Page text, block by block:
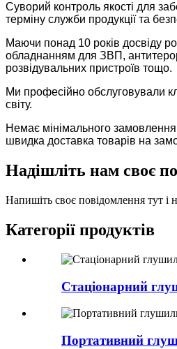
Суворий контроль якості для
терміну служби продукції та
Маючи понад 10 років досвіду
обладнанням для ЗВП,
розвідувальних пристроїв тощо.
Ми професійно обслуговували
світу.
Немає мінімального замовлення
швидка доставка товарів на
Надішліть нам своє
Напишіть своє повідомлення тут і
Категорії продуктів
Стаціонарний
Портативний